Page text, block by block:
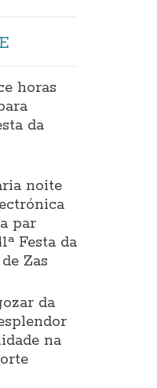
horas
da
noite
par
Festa da
Zas
da
na